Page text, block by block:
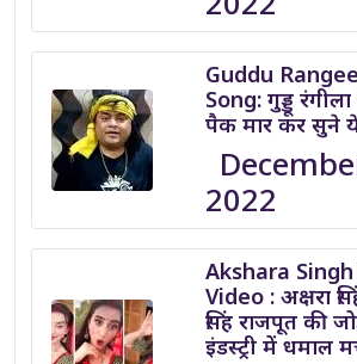
Guddu
Song: गुड्डू
पैक मार कर सुने ये
2022
Akshara
Video : अक्षरा
सिंह राजपूत की
इंडस्ट्री में धमाल